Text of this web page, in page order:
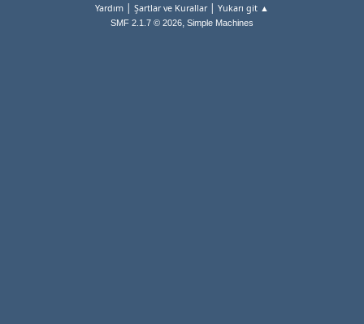
Yardım | Şartlar ve Kurallar| Yukarı git ▲
SMF 2.1.7 © 2026, Simple Machines